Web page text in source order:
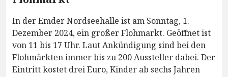
In der Emder Nordseehalle ist am Sonntag, 1.
Dezember 2024, ein großer Flohmarkt. Geöffnet ist
von 11 bis 17 Uhr. Laut Ankündigung sind bei den
Flohmärkten immer bis zu 200 Aussteller dabei. Der
Eintritt kostet drei Euro, Kinder ab sechs Jahren